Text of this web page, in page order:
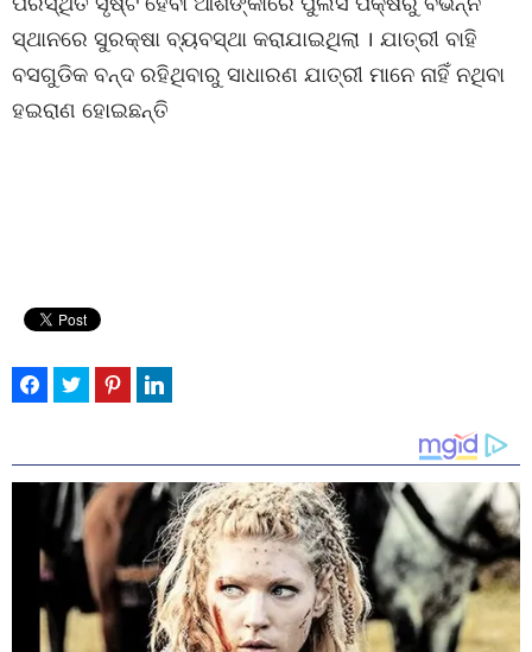
ସ୍ଥାନରେ ସୁରକ୍ଷା ବ୍ୟବସ୍ଥା କରାଯାଇଥିଲା । ଯାତ୍ରୀ ବାହି
ବସଗୁଡିକ ବନ୍ଦ ରହିଥିବାରୁ ସାଧାରଣ ଯାତ୍ରୀ ମାନେ ନାହିଁ ନଥିବା
ହଇରାଣ ହୋଇଛନ୍ତି